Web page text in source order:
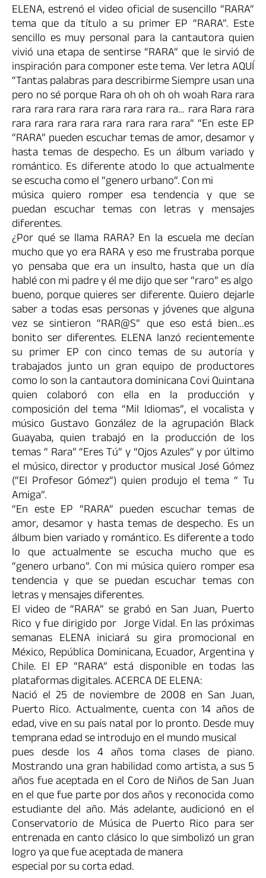
ELENA, estrenó el video oficial de susencillo “RARA”
tema que da título a su primer EP “RARA”. Este
sencillo es muy personal para la cantautora quien
vivió una etapa de sentirse “RARA” que le sirvió de
inspiración para componer este tema. Ver letra AQUÍ
“Tantas palabras para describirme Siempre usan una
pero no sé porque Rara oh oh oh oh woah Rara rara
rara rara rara rara rara rara rara ra… rara Rara rara
rara rara rara rara rara rara rara rara” “En este EP
“RARA” pueden escuchar temas de amor, desamor y
hasta temas de despecho. Es un álbum variado y
romántico. Es diferente atodo lo que actualmente
se escucha como el “genero urbano”. Con mi
música quiero romper esa tendencia y que se
puedan escuchar temas con letras y mensajes
diferentes.
¿Por qué se llama RARA? En la escuela me decían
mucho que yo era RARA y eso me frustraba porque
yo pensaba que era un insulto, hasta que un día
hablé con mi padre y él me dijo que ser “raro” es algo
bueno, porque quieres ser diferente. Quiero dejarle
saber a todas esas personas y jóvenes que alguna
vez se sintieron “RAR@S” que eso está bien…es
bonito ser diferentes. ELENA lanzó recientemente
su primer EP con cinco temas de su autoría y
trabajados junto un gran equipo de productores
como lo son la cantautora dominicana Covi Quintana
quien colaboró con ella en la producción y
composición del tema “Mil Idiomas”, el vocalista y
músico Gustavo González de la agrupación Black
Guayaba, quien trabajó en la producción de los
temas “ Rara” “Eres Tú” y “Ojos Azules” y por último
el músico, director y productor musical José Gómez
(“El Profesor Gómez”) quien produjo el tema “ Tu
Amiga”.
“En este EP “RARA” pueden escuchar temas de
amor, desamor y hasta temas de despecho. Es un
álbum bien variado y romántico. Es diferente a todo
lo que actualmente se escucha mucho que es
“genero urbano”. Con mi música quiero romper esa
tendencia y que se puedan escuchar temas con
letras y mensajes diferentes.
El video de “RARA” se grabó en San Juan, Puerto
Rico y fue dirigido por Jorge Vidal. En las próximas
semanas ELENA iniciará su gira promocional en
México, República Dominicana, Ecuador, Argentina y
Chile. El EP “RARA” está disponible en todas las
plataformas digitales. ACERCA DE ELENA:
Nació el 25 de noviembre de 2008 en San Juan,
Puerto Rico. Actualmente, cuenta con 14 años de
edad, vive en su país natal por lo pronto. Desde muy
temprana edad se introdujo en el mundo musical
pues desde los 4 años toma clases de piano.
Mostrando una gran habilidad como artista, a sus 5
años fue aceptada en el Coro de Niños de San Juan
en el que fue parte por dos años y reconocida como
estudiante del año. Más adelante, audicionó en el
Conservatorio de Música de Puerto Rico para ser
entrenada en canto clásico lo que simbolizó un gran
logro ya que fue aceptada de manera
especial por su corta edad.